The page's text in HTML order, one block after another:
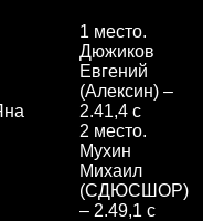
1 место.
Дюжиков
Евгений
(Алексин) –
2.41,4 с
2 место.
Мухин
Михаил
(СДЮСШОР)
– 2.49,1 с